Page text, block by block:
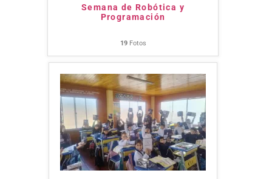
Semana de Robótica y
Programación
19Fotos